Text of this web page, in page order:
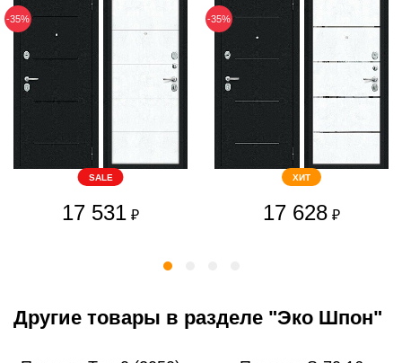
-35%
SALE
17 531 ₽
-35%
ХИТ
17 628 ₽
Другие товары в разделе "Эко Шпон"